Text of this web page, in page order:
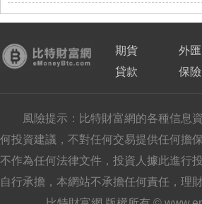
期貨 外匯
貸款
保險
風險提示：比特財富網的各種信息資
何投資建議，不對任何交易提供任何擔
不作為任何法律文件，投資人據此進行
自行承擔，本網站不承擔任何責任，理